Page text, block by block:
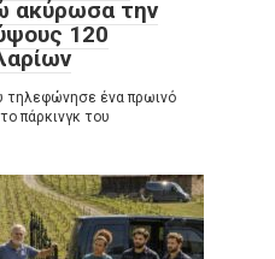
ακύρωσα την
120
τηλεφώνησε ένα πρωινό
πάρκινγκ του